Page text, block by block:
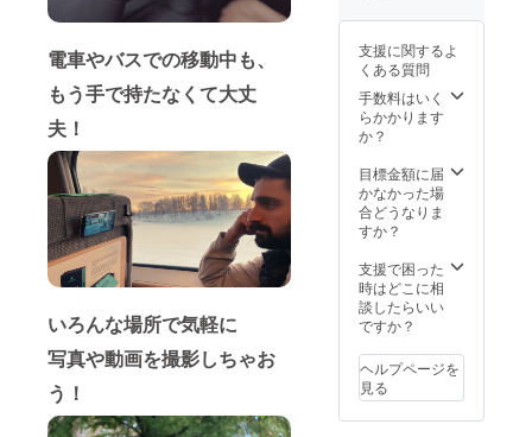
電車やバスでの移動中も、
もう手で持たなくて大丈
夫！
いろんな場所で気軽に
写真や動画を撮影しちゃお
う！
があり
ます。
リーン
らお選
びいた
だけま
す。 ※
ご注文
使用部
材の供
給状
況、製
上の都
合等に
より出
荷時期
る場合
があり
ます。
支援に関するよ
くある質問
手数料はいく
らかかります
か？
目標金額に届
かなかった場
合どうなりま
すか？
支援で困った
時はどこに相
談したらいい
ですか？
ヘルプページを
見る